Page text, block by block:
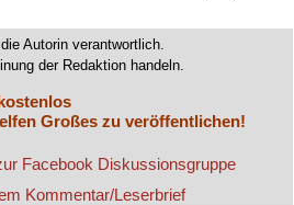
Autorin verantwortlich.
der Redaktion handeln.
Großes zu veröffentlichen!